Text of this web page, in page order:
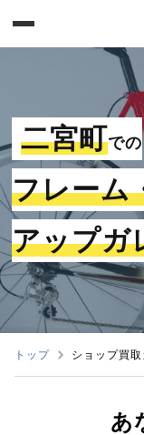
二宮町での
フレーム
アップガ
トップ ショップ買
あ